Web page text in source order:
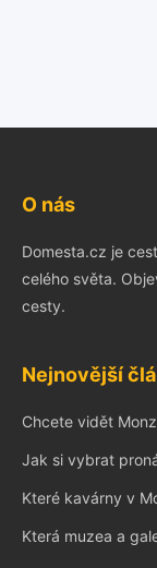
O nás
Domesta.cz je
celého světa.
cesty.
Nejnovější
Chcete vidět
Jak si vybrat
Které kavárny v
Která muzea a